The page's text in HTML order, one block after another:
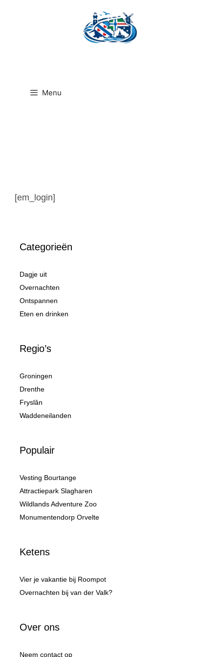
Menu
[em_login]
Categorieën
Dagje uit
Overnachten
Ontspannen
Eten en drinken
Regio’s
Groningen
Drenthe
Fryslân
Waddeneilanden
Populair
Vesting Bourtange
Attractiepark Slagharen
Wildlands Adventure Zoo
Monumentendorp Orvelte
Ketens
Vier je vakantie bij Roompot
Overnachten bij van der Valk?
Over ons
Neem contact op